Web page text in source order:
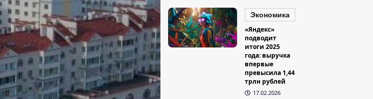
Экономика
«Яндекс»
подводит
итоги 2025
года: выручка
впервые
превысила 1,44
трлн рублей
17.02.2026